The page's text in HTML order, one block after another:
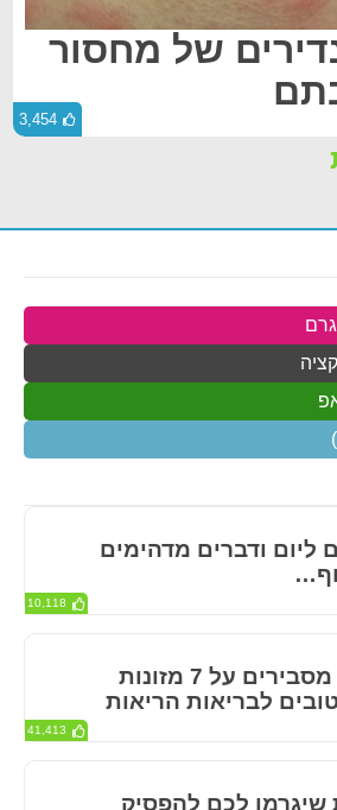
נדירים של מחסור
3,454
ליום ודברים מדהימים
10,118
רופאים מסבירים על 7 מזונות
לבריאות הריאות
41,413
שיגרמו לכם להפסיק